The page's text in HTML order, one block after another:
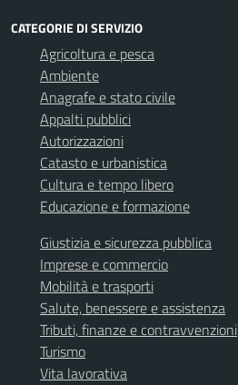
CATEGORIE DI SERVIZIO
Agricoltura e pesca
Ambiente
Anagrafe e stato civile
Appalti pubblici
Autorizzazioni
Catasto e urbanistica
Cultura e tempo libero
Educazione e formazione
Giustizia e sicurezza pubblica
Imprese e commercio
Mobilità e trasporti
Salute, benessere e assistenza
Tributi, finanze e contravvenzioni
Turismo
Vita lavorativa